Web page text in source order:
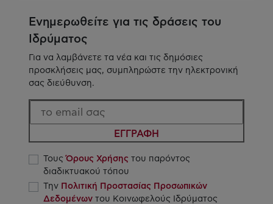
Ενημερωθείτε για τις δράσεις του
Ιδρύματος
Για να λαμβάνετε τα νέα και τις δημόσιες
προσκλήσεις μας, συμπληρώστε την ηλεκτρονική
σας διεύθυνση.
ΕΓΓΡΑΦΗ
ΤουςΌρους Χρήσης του παρόντος
διαδικτυακού τόπου
Την Πολιτική Προστασίας Προσωπικών
Δεδομένων του Κοινωφελούς Ιδρύματος